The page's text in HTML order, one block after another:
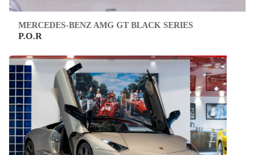
MERCEDES-BENZ AMG GT BLACK SERIES
P.O.R